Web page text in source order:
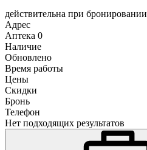
действительна при бронировании
Адрес
Аптека 0
Наличие
Обновлено
Время работы
Цены
Скидки
Бронь
Телефон
Нет подходящих результатов